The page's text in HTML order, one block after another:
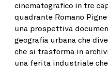
cinematografico in tre
quadrante Romano
una prospettiva
geografia urbana che
che si trasforma in
una ferita industriale